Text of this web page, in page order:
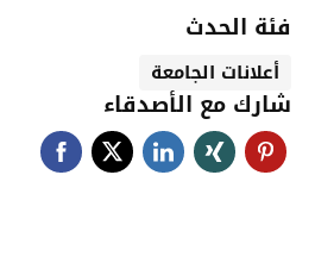
فئة الحدث
أعلانات الجامعة
شارك مع الأصدقاء